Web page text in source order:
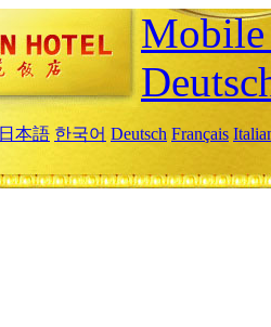
日本語 한국어 Deutsch Français